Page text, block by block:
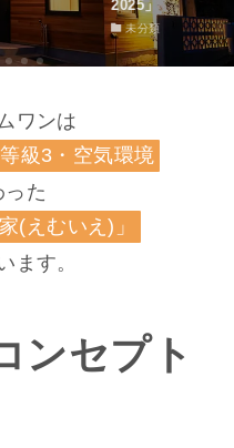
未分類
ワンは
級3・空気環境
った
(えむいえ)」
ます。
ンセプト